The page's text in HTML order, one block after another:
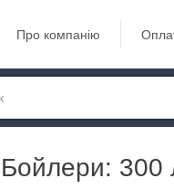
Про компанію
Бойлери: 300